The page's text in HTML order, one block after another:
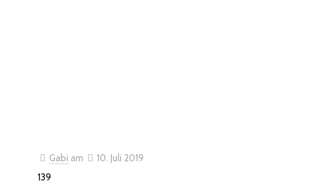
Gabi am
10. Juli 2019
139